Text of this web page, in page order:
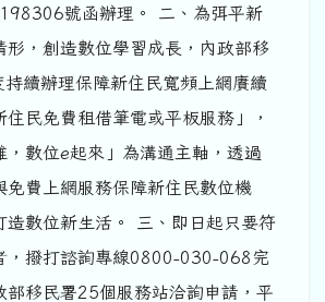
號函辦理。 二、為弭平新
形，創造數位學習成長，內政部移
持續辦理保障新住民寬頻上網賡續
民免費租借筆電或平板服務」，
，數位e起來」為溝通主軸，透過
免費上網服務保障新住民數位機
造數位新生活。 三、即日起只要符
，撥打諮詢專線0800-030-068完
部移民署25個服務站洽詢申請，平